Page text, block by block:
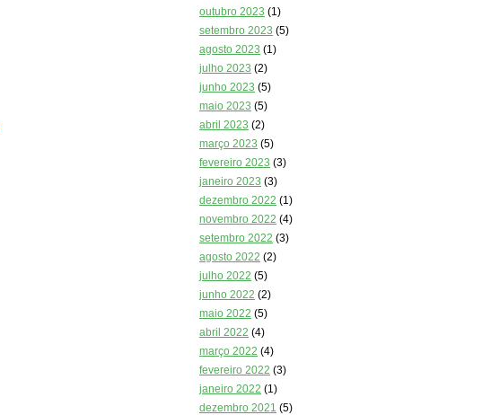
outubro 2023 (1)
setembro 2023 (5)
agosto 2023 (1)
julho 2023 (2)
junho 2023 (5)
maio 2023 (5)
abril 2023 (2)
março 2023 (5)
fevereiro 2023 (3)
janeiro 2023 (3)
dezembro 2022 (1)
novembro 2022 (4)
setembro 2022 (3)
agosto 2022 (2)
julho 2022 (5)
junho 2022 (2)
maio 2022 (5)
abril 2022 (4)
março 2022 (4)
fevereiro 2022 (3)
janeiro 2022 (1)
dezembro 2021 (5)